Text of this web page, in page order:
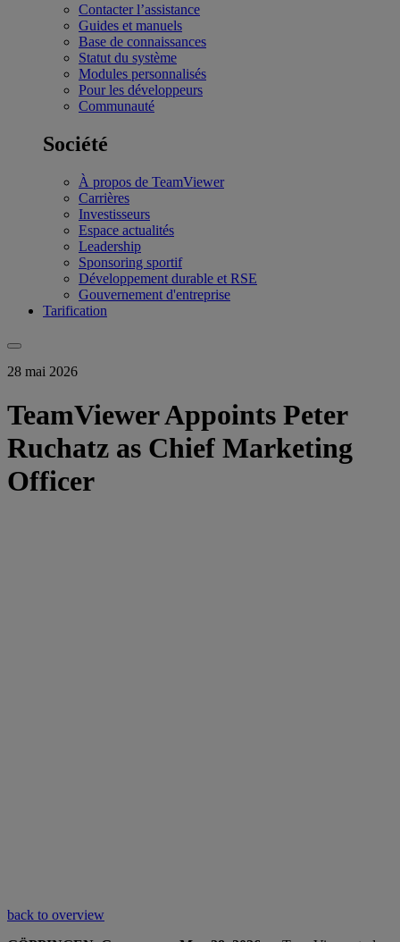
Contacter l’assistance
Guides et manuels
Base de connaissances
Statut du système
Modules personnalisés
Pour les développeurs
Communauté
Société
À propos de TeamViewer
Carrières
Investisseurs
Espace actualités
Leadership
Sponsoring sportif
Développement durable et RSE
Gouvernement d'entreprise
Tarification
28 mai 2026
TeamViewer Appoints Peter
Ruchatz as Chief Marketing
Officer
back to overview